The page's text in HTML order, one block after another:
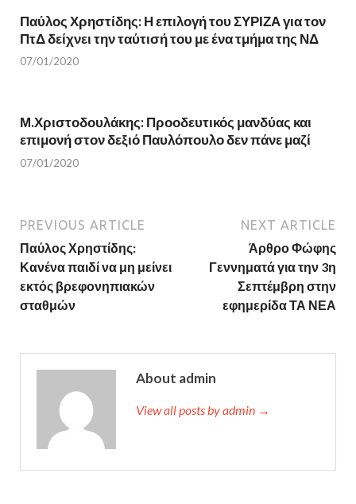
n
d
o
w
)
d
o
w
)
Παύλος Χρηστίδης: Η επιλογή του ΣΥΡΙΖΑ για τον
ΠτΔ δείχνει την ταύτισή του με ένα τμήμα της ΝΔ
07/01/2020
Μ.Χριστοδουλάκης: Προοδευτικός μανδύας και
επιμονή στον δεξιό Παυλόπουλο δεν πάνε μαζί
07/01/2020
PREVIOUS ARTICLE
Παύλος Χρηστίδης:
Κανένα παιδί να μη μείνει
εκτός βρεφονηπιακών
σταθμών
NEXT ARTICLE
Άρθρο Φώφης
Γεννηματά για την 3η
Σεπτέμβρη στην
εφημερίδα ΤΑ ΝΕΑ
About admin
View all posts by admin →